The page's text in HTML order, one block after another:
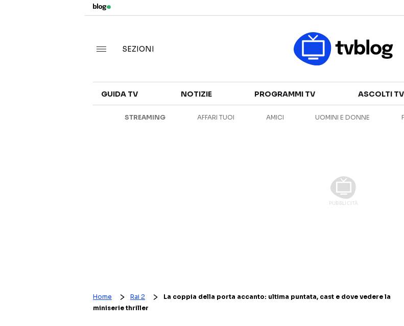
CANALI TV
SERIE TV
SEZIONI
GUIDA TV NOTIZIE PROGRAMMI TV ASCOLTI TV
STREAMING AFFARI TUOI AMICI UOMINI E DONNE
Home Rai 2
La coppia della porta accanto: ultima puntata, cast e dove vedere la
miniserie thriller